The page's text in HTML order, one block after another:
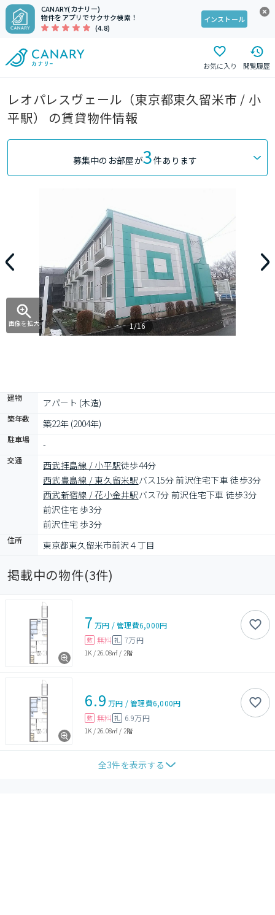
CANARY(カナリー)
物件をアプリでサクサク検索！
(4.8)
インストール
お気に入り 閲覧履歴
レオパレスヴェール（東京都東久留米市 / 小
平駅） の賃貸物件情報
募集中のお部屋が3件あります
画像を拡大 1/16
建物 アパート (木造)
築年数 築22年 (2004年)
駐車場 -
交通 西武拝島線 / 小平駅徒歩44分
西武豊島線 / 東久留米駅バス15分 前沢住宅下車 徒歩3分
西武新宿線 / 花小金井駅バス7分 前沢住宅下車 徒歩3分
前沢住宅 歩3分
前沢住宅 歩3分
住所 東京都東久留米市前沢４丁目
掲載中の物件(3件)
7 万円 /管理費6,000円
敷 無料 礼 7万円
1K / 26.08㎡ / 2階
6.9 万円 /管理費6,000円
敷 無料 礼 6.9万円
1K / 26.08㎡ / 2階
全3件を表示する